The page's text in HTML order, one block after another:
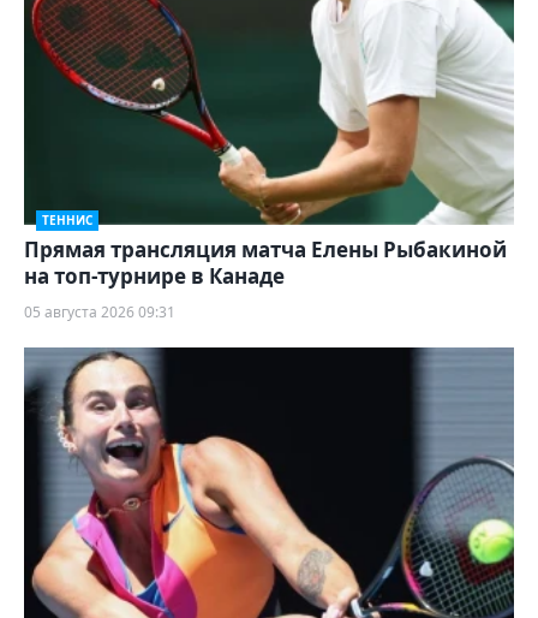
ТЕННИС
Прямая трансляция матча Елены Рыбакиной
на топ-турнире в Канаде
05 августа 2026 09:31